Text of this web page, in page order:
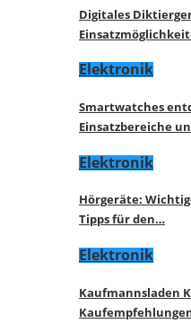
Digitales
Elektronik
Smartwatches
Einsatzbereiche
Elektronik
Hörgeräte:
Tipps für den…
Elektronik
Kaufmannsladen